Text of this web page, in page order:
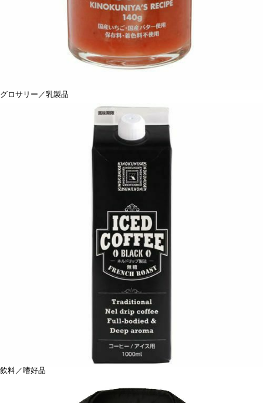
グロサリー／乳製品
飲料／嗜好品